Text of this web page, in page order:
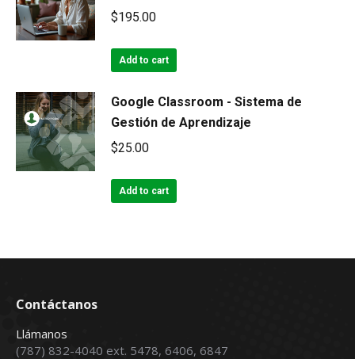
$195.00
Add to cart
Google Classroom - Sistema de
Gestión de Aprendizaje
$25.00
Add to cart
Contáctanos
Llámanos
(787) 832-4040 ext. 5478, 6406, 6847